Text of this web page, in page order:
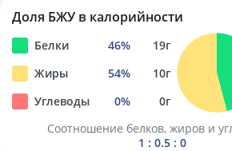
Доля БЖУ в калорийности
Белки 46% 19г
Жиры
54% 10г
Углеводы
0% 0г
Соотношение белков, жиров и
1 : 0.5 : 0